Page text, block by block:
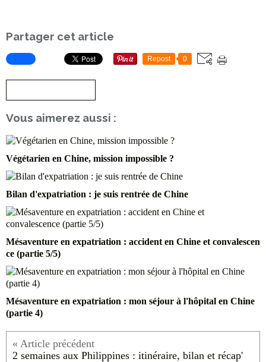
Partager cet article
Repost 0
Vous aimerez aussi :
Végétarien en Chine, mission impossible ?
Bilan d'expatriation : je suis rentrée de Chine
Mésaventure en expatriation : accident en Chine et convalescen
ce (partie 5/5)
Mésaventure en expatriation : mon séjour à l'hôpital en Chine
(partie 4)
2 semaines aux Philippines : itinéraire, bilan et récap'